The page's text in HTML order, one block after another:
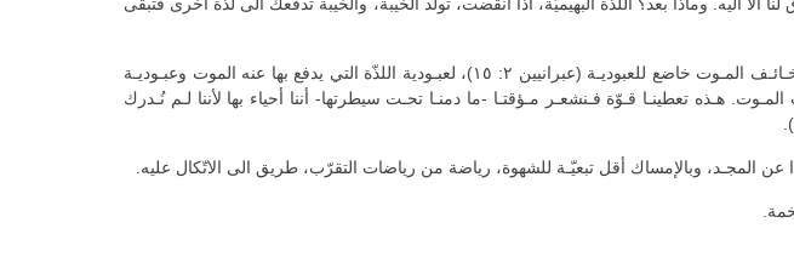
ثم انت تهـرب من الألـم باللذة. تهـرب من الألم لأنه يُشعرك بشيء من الموت وانت تخشى الموت. والخـائـف المـوت خاضع للعبوديـة (عبرانيين ٢: ١٥)، لعبـودية اللذّة التي يدفع بها عنه الموت وعبـوديـة
هـذه تعطينـا قـوّة فـنشعـر مـؤقتـا -ما دمنـا تحـت سيطرتها- أننا أحياء بها لأننا لـم نُـدرك
عن المجـد، وبالإمساك أقل تبعيّـة للشهوة، رياضة من رياضات التقرّب، طريق الى الاتّكال عليه.